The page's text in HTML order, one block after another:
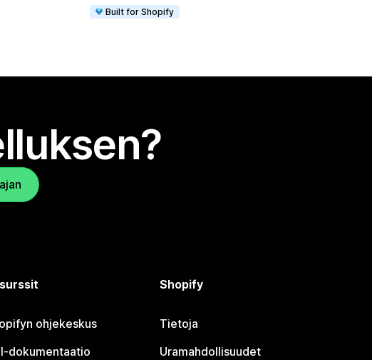
Built for Shopify
ohjekeskus
dokumentaatio
Shopify
Tietoja
Uramahdollisuudet